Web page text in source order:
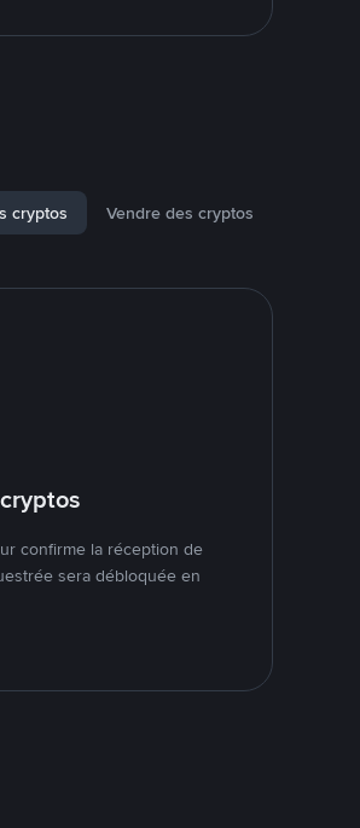
cryptos Vendre des cryptos
confirme la réception de
sera débloquée en